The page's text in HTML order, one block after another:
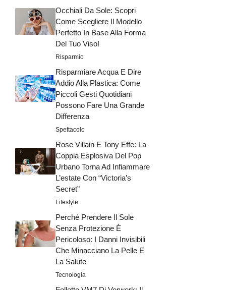
Occhiali Da Sole: Scopri
Come Scegliere Il Modello
Perfetto In Base Alla Forma
Del Tuo Viso!
Risparmio
Risparmiare Acqua E Dire
Addio Alla Plastica: Come
Piccoli Gesti Quotidiani
Possono Fare Una Grande
Differenza
Spettacolo
Rose Villain E Tony Effe: La
Coppia Esplosiva Del Pop
Urbano Torna Ad Infiammare
L’estate Con “Victoria’s
Secret”
Lifestyle
Perché Prendere Il Sole
Senza Protezione È
Pericoloso: I Danni Invisibili
Che Minacciano La Pelle E
La Salute
Tecnologia